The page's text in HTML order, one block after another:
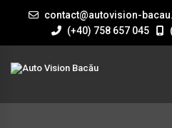
contact@autovision-
(+40) 758 657 045